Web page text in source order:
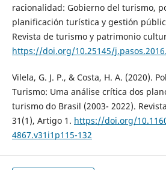
racionalidad: Gobierno del turismo,
planificación turística y gestión
Revista de turismo y patrimonio
https://doi.org/10.25145/
Vilela, G. J. P., & Costa, H. A. (2020).
Turismo: Uma análise crítica dos
turismo do Brasil (2003- 2022).
31(1), Artigo 1. https://doi.org/
4867.v31i1p115-132